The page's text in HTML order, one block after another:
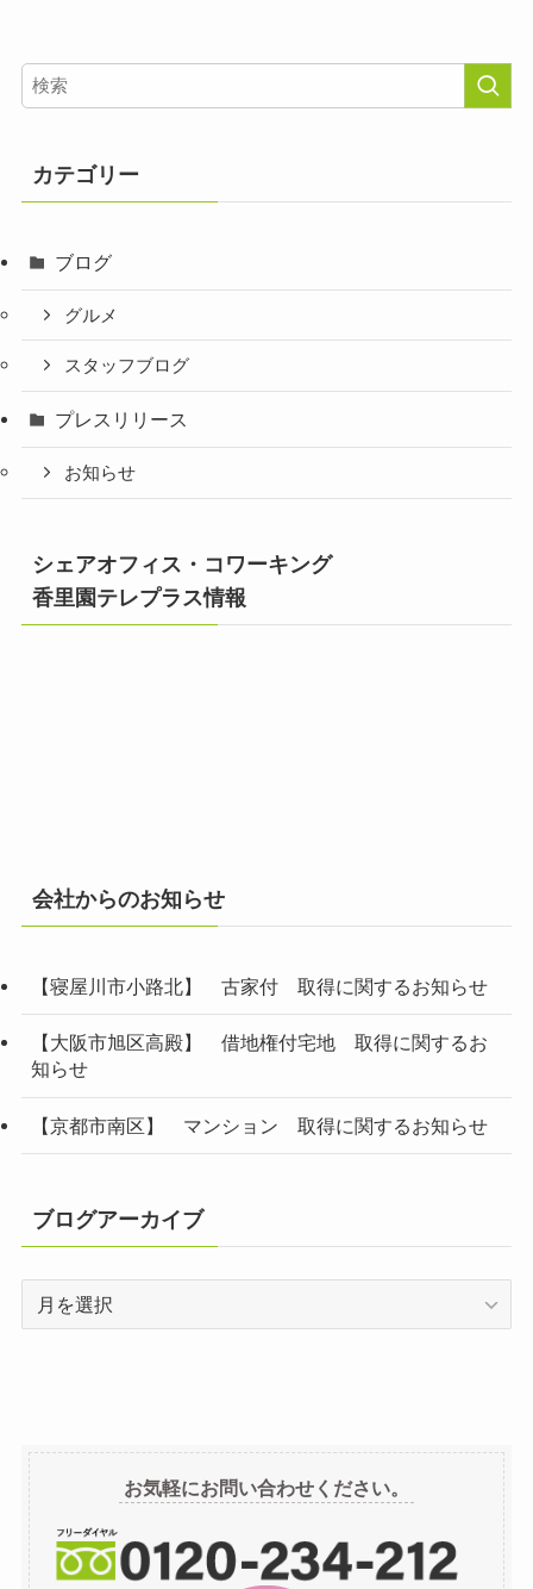
カテゴリー
ブログ
グルメ
スタッフブログ
プレスリリース
お知らせ
シェアオフィス・コワーキング
香里園テレプラス情報
会社からのお知らせ
【寝屋川市小路北】 古家付 取得に関するお知らせ
【大阪市旭区高殿】 借地権付宅地 取得に関するお
知らせ
【京都市南区】 マンション 取得に関するお知らせ
ブログアーカイブ
イ
ブ
お気軽にお問い合わせください。